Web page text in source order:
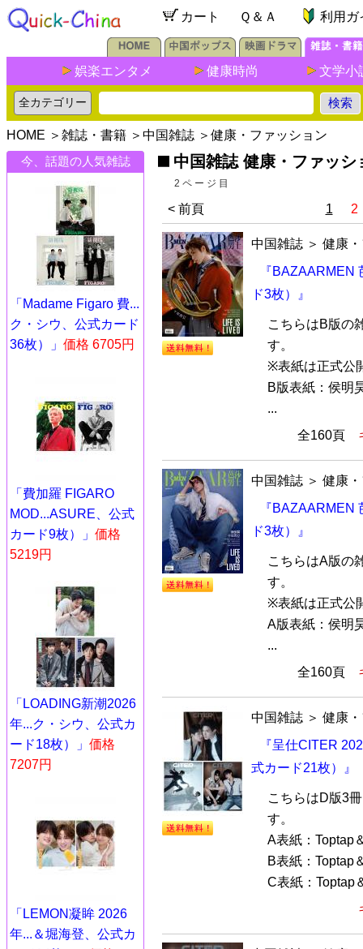
カート Ｑ＆Ａ 利用ガ
娯楽エンタメ 健康時尚 文学小
HOME ＞ 雑誌・書籍 ＞ 中国雑誌 ＞ 健康・ファッション
今、話題の人気雑誌
「Madame Figaro 費...
ク・シウ、公式カード
36枚）」 価格 6705円
「費加羅 FIGARO
MOD...ASURE、公式
カード9枚）」 価格
5219円
「LOADING新潮2026
年...ク・シウ、公式カ
ード18枚）」 価格
7207円
「LEMON凝眸 2026
年...＆堀海登、公式カ
中国雑誌 健康・ファッシ
2ページ目
< 前頁 1 2
中国雑誌 ＞ 健康
『BAZAARMEN
ド3枚）』
こちらはB版の
す。
※表紙は正式公
B版表紙：侯明
...
全160頁
中国雑誌 ＞ 健康
『BAZAARMEN
ド3枚）』
こちらはA版の
す。
※表紙は正式公
A版表紙：侯明
...
全160頁
中国雑誌 ＞ 健康
『呈仕CITER
式カード21枚）』
こちらはD版3
す。
A表紙：
B表紙：
C表紙：Toptap